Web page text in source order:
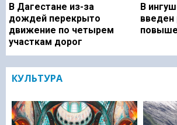
В Дагестане из-за
дождей перекрыто
движение по четырем
участкам дорог
В
КУЛЬТУРА